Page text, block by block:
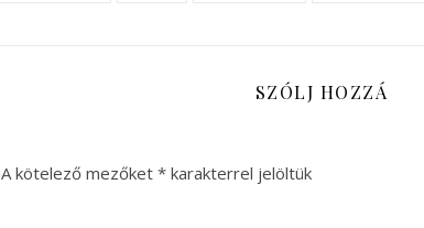
SZÓLJ HOZZÁ
A kötelező mezőket * karakterrel jelöltük